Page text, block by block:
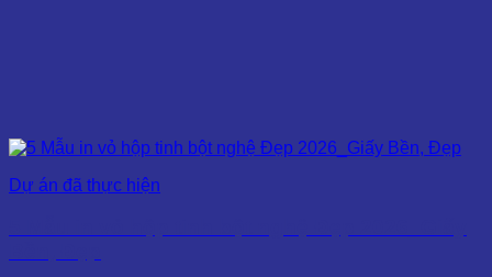
Dự án đã thực hiện